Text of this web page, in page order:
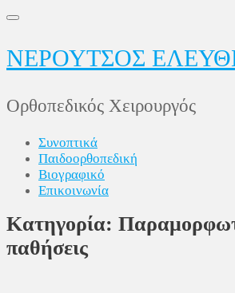
Skip
ΝΕΡΟΥΤΣΟΣ
Ορθοπεδικός Χειρουργός
Συνοπτικά
Παιδοορθοπεδική
Βιογραφικό
Επικοινωνία
Κατηγορία:
παθήσεις